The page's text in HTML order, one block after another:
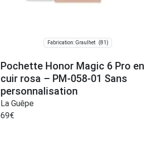
Fabrication: Graulhet (81)
Pochette Honor Magic 6 Pro en
cuir rosa – PM-058-01 Sans
personnalisation
La Guêpe
69€